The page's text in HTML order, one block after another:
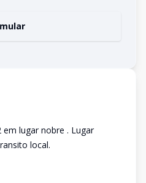
lugar nobre . Lugar
local.